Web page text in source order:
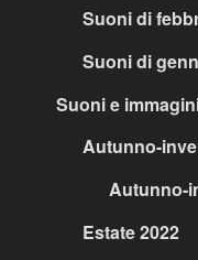
Suoni di
Suoni di
Suoni e
Autunno-
Autunno-
Estate 2022